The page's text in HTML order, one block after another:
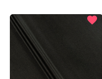
favorite